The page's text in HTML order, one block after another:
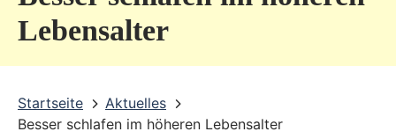
Lebensalter
Startseite
Aktuelles
Besser schlafen im höheren Lebensalter